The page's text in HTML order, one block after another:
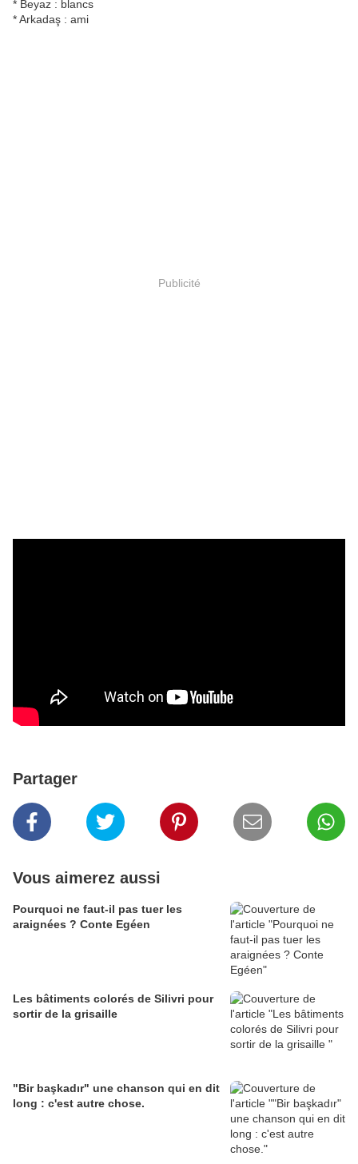
* Beyaz : blancs
* Arkadaş : ami
Publicité
Partager
Vous aimerez aussi
Pourquoi ne faut-il pas tuer les
araignées ? Conte Egéen
Les bâtiments colorés de Silivri pour
sortir de la grisaille
"Bir başkadır" une chanson qui en dit
long : c'est autre chose.